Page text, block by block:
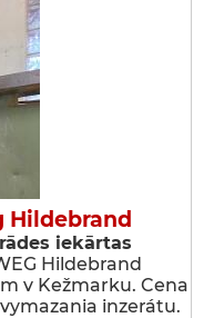
Hildebrand
iekārtas
Hildebrand
v Kežmarku. Cena
inzerátu.